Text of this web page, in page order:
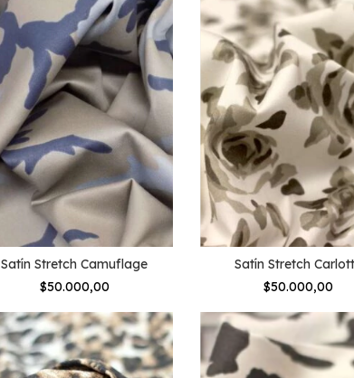
Satín Stretch Camuflage
$50.000,00
Satín Stretch
$50.000,00